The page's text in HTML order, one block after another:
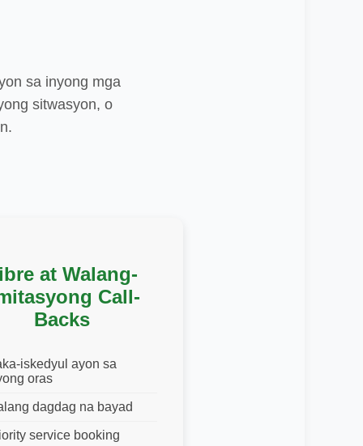
sa inyong mga
sitwasyon, o
at Walang-
Call-
Backs
iskedyul ayon sa
oras
dagdag na bayad
service booking